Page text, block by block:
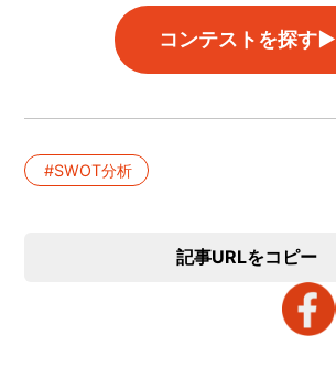
コンテストを探す▶︎
SWOT分析
記事URLをコピー